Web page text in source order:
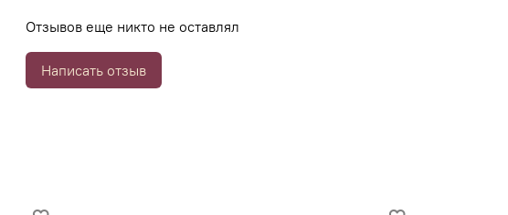
Отшелушивает поверхностные слои, очищая кожу и
ускоряя ее обновление.
Отзывов еще никто не оставлял
Написать отзыв